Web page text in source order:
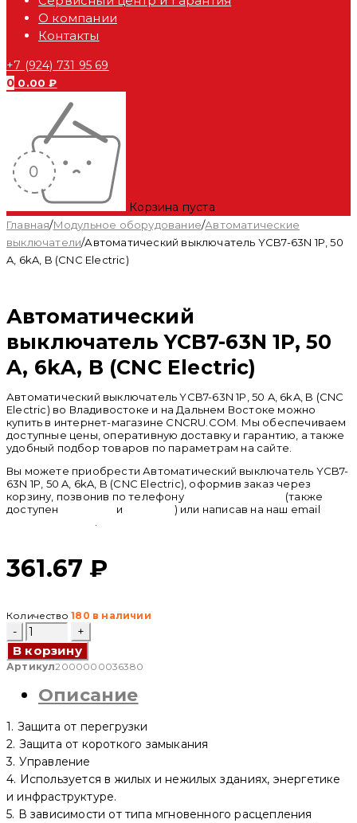
О компании
Контакты
+7 (924) 731 95 69
0 0.00₽
Корзина пуста
Главная/Модульное оборудование/Автоматические
выключатели/Автоматический выключатель YCB7-63N 1P, 50
A, 6kA, B (CNC Electric)
Автоматический
выключатель YCB7-63N 1P, 50
A, 6kA, B (CNC Electric)
Автоматический выключатель YCB7-63N 1P, 50 A, 6kA, B (CNC
Electric) во Владивостоке и на Дальнем Востоке можно
купить в интернет-магазине CNCRU.COM. Мы обеспечиваем
доступные цены, оперативную доставку и гарантию, а также
удобный подбор товаров по параметрам на сайте.
Вы можете приобрести Автоматический выключатель YCB7-
63N 1P, 50 A, 6kA, B (CNC Electric), оформив заказ через
корзину, позвонив по телефону
(также
доступен
и
) или написав на наш email
361.67₽
Количество 180 в наличии
Количество
товара
Автоматический
выключатель
63N
1P,
A,
6kA,
B
(CNC
Electric)
В корзину
Артикул2000000036380
Описание
1. Защита от перегрузки
2. Защита от короткого замыкания
3. Управление
4. Используется в жилых и нежилых зданиях, энергетике
и инфраструктуре.
5. В зависимости от типа мгновенного расцепления